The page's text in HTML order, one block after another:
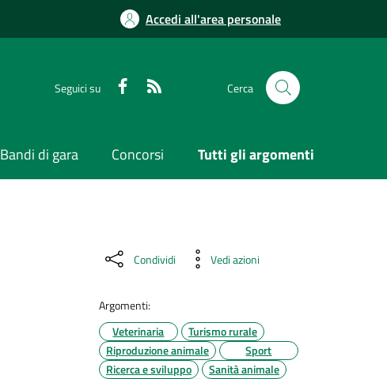
Accedi all'area personale
Seguici su Cerca
Bandi di gara Concorsi Tutti gli argomenti
Condividi Vedi azioni
Argomenti:
Veterinaria
Turismo rurale
Riproduzione animale
Sport
Ricerca e sviluppo
Sanità animale